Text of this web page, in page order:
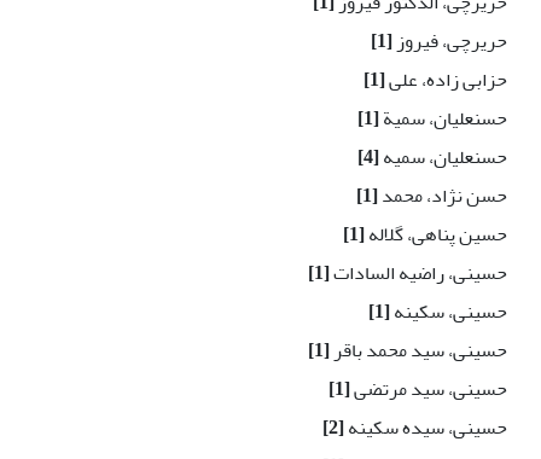
حریرچی، فیروز[1]
حزابی زاده، علی[1]
حسنعلیان، سمیة[1]
حسنعلیان، سمیه[4]
حسن نژاد، محمد[1]
حسین پناهی، گلاله[1]
حسینی، راضیه السادات[1]
حسینی، سکینه[1]
حسینی، سید محمد باقر[1]
حسینی، سید مرتضی[1]
حسینی، سیده سکینه[2]